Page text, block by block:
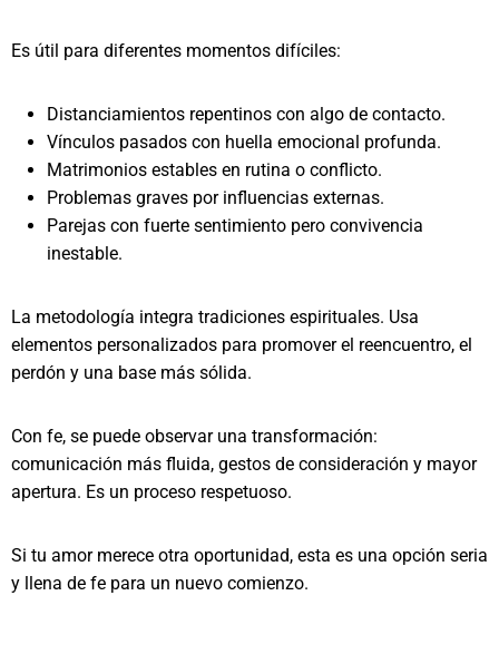
Es útil para diferentes momentos difíciles:
Distanciamientos repentinos con algo de contacto.
Vínculos pasados con huella emocional profunda.
Matrimonios estables en rutina o conflicto.
Problemas graves por influencias externas.
Parejas con fuerte sentimiento pero convivencia
inestable.
La metodología integra tradiciones espirituales. Usa
elementos personalizados para promover el reencuentro, el
perdón y una base más sólida.
Con fe, se puede observar una transformación:
comunicación más fluida, gestos de consideración y mayor
apertura. Es un proceso respetuoso.
Si tu amor merece otra oportunidad, esta es una opción seria
y llena de fe para un nuevo comienzo.